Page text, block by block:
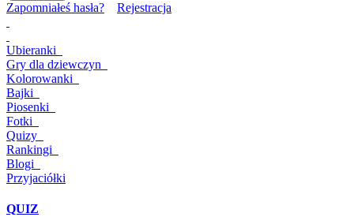
Zapomniałeś hasła? Rejestracja
Ubieranki
Gry dla dziewczyn
Kolorowanki
Bajki
Piosenki
Fotki
Quizy
Rankingi
Blogi
Przyjaciółki
QUIZ